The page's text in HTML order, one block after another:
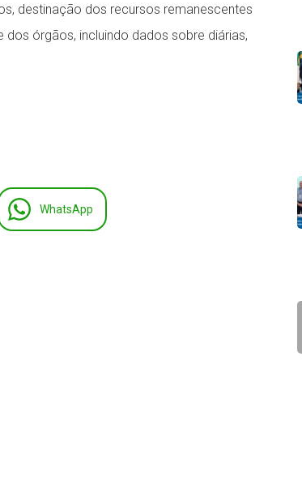
destinação dos recursos remanescentes
órgãos, incluindo dados sobre diárias,
WhatsApp